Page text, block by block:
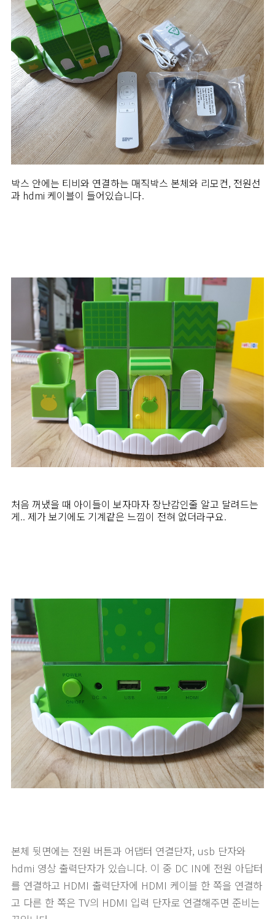
박스 안에는 티비와 연결하는 매직박스 본체와 리모컨, 전원선
과 hdmi 케이블이 들어있습니다.
처음 꺼냈을 때 아이들이 보자마자 장난감인줄 알고 달려드는
게.. 제가 보기에도 기계같은 느낌이 전혀 없더라구요.
본체 뒷면에는 전원 버튼과 어댑터 연결단자, usb 단자와
hdmi 영상 출력단자가 있습니다. 이 중 DC IN에 전원 아답터
를 연결하고 HDMI 출력단자에 HDMI 케이블 한 쪽을 연결하
고 다른 한 쪽은 TV의 HDMI 입력 단자로 연결해주면 준비는